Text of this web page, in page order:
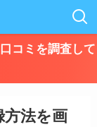
コミを調査して
法を画